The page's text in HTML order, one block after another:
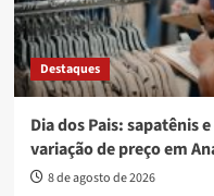
Destaques
Dia dos Pais: sapatênis
variação de preço em
8 de agosto de 2026